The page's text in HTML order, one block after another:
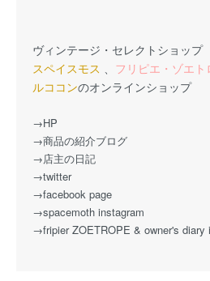
ヴィンテージ・セレクトショップ
スペイスモス 、 フリピエ・ゾエト
ルココンのオンラインショップ
→HP
→商品の紹介ブログ
→店主の日記
→twitter
→facebook page
→spacemoth instagram
→fripier ZOETROPE & owner's diary